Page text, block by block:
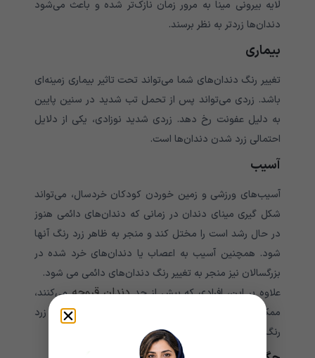
لایه بیرونی مینا به مرور زمان نازک‌تر شده و باعث می‌‌‌‌‌‌‌‌‌‌‌‌‌شود
دندان‌‌‌‌‌‌‌‌‌‌‌‌‌‌‌‌‌‌‌‌‌‌‌‌‌‌‌‌‌‌‌‌‌‌‌‌‌‌ها زردتر به نظر برسند.
بیماری
تغییر رنگ دندان‌های شما می‌‌‌‌‌‌‌‌‌‌‌‌‌تواند تحت تاثیر بیماری زمینه‌ای
باشد. زردی می‌‌‌‌‌‌‌‌‌‌‌‌‌تواند پس از تحمل تب شدید در سنین پایین
به دلیل عفونت رخ دهد. زردی شدید نوزادی، یکی از دلایل
احتمالی زرد شدن دندان‌‌‌‌‌‌‌‌‌‌‌‌‌‌‌‌‌‌‌‌‌‌‌‌‌‌‌‌‌‌‌‌‌‌‌‌‌‌ها است.
آسیب
آسیب‌های ورزشی و زمین خوردن کودکان خردسال، می‌‌‌‌‌‌‌‌‌‌‌‌‌تواند
شکل گیری مینای دندان در زمانی که دندان‌های دائمی هنوز
در حال رشد است را مختل کند و منجر به ظاهر زرد رنگ آنها
شود. همچنین آسیب‌ به اعصاب یا دندان‌های خرد شده در
بزرگسالان نیز منجر به تغییر رنگ دندان‌های دائمی‌‌‌‌‌‌‌‌‌‌‌‌‌ می شود.
علاوه بر این، افرادی که بیش از حددندان قروچهمی‌‌‌‌‌‌‌‌‌‌‌‌‌کنند،
ممکن است به آرامی‌‌‌‌‌‌‌‌‌‌‌‌‌ لایه خارجی مینای دندان را که عاج زرد
رنگ زیر آن را آشکار می‌‌‌‌‌‌‌‌‌‌‌‌‌کند، را از دست بدهند.